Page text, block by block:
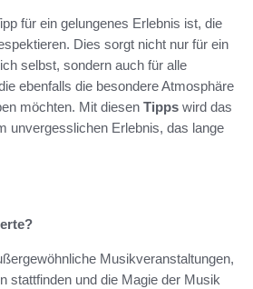
für ein gelungenes Erlebnis ist, die
Dies sorgt nicht nur für ein
selbst, sondern auch für alle
ebenfalls die besondere Atmosphäre
möchten. Mit diesen Tipps wird das
unvergesslichen Erlebnis, das lange
Musikveranstaltungen,
stattfinden und die Magie der Musik